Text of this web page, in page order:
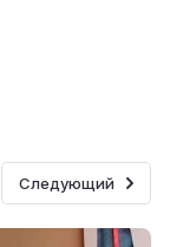
Следующий